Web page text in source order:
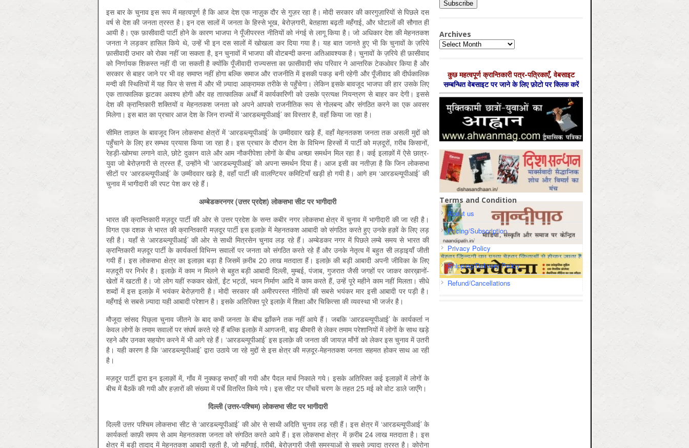
इस बार के चुनाव इस रूप में महत्वपूर्ण है कि आज देश एक नाज़ुक दौर से गुज़र रहा है। मोदी सरकार की कारगुज़ारियों से पिछले दस
वर्ष से देश की जनता त्रस्त है। इन दस सालों में जनता के हिस्से भूख, बेरोज़गारी, बेतहाशा बढ़ती महँगाई, और घोटालों की सौगात ही
आयी है। एक फ़ासीवादी पार्टी होने के कारण भाजपा ने पूँजीपरस्त नीतियों को नंगई से लागू किया है। जो अधिकार देश की मेहनतकश
जनता ने लड़कर हासिल किये थे, उन्हें भी इन दस सालों में खोखला कर दिया गया है। यह बात जानते हुए भी कि चुनावों के ज़रिये
फ़ासीवादी उभार को रोका नहीं जा सकता है, इन चुनावों में भाजपा की वोटबन्दी करना अतिआवश्यक है। चुनावों के ज़रिये ही फ़ासीवाद
को निर्णायक शिकस्त नहीं दी जा सकती है क्योंकि पूँजीवादी राज्यसत्ता का फ़ासीवादी संघ परिवार ने आन्तरिक टेकओवर किया है और
सरकार से बाहर जाने पर भी वह समाप्त नहीं होगा बल्कि समाज और राजनीति में इसकी पकड़ बनी रहेगी और पूँजीवाद की दीर्घकालिक
मन्दी की स्थितियों में यह फिर से सत्ता में और भी ज़्यादा आक्रामक तरीके से पहुँचेगा। लेकिन इसके बावजूद भाजपा की हार उसके लिए
एक तात्कालिक झटका अवश्य होगी और वह तात्कालिक अर्थों में कार्यकारिणी को उसके प्रत्यक्ष नियन्त्रण से बाहर कर देगी। इससे
देश की क्रान्तिकारी शक्तियों व मेहनतकश जनता को अपने आपको राजनीतिक रूप से गोलबन्द और संगठित करने का एक अवसर
मिलेगा। इस बात का प्रचार आज देश के जिन राज्यों में ‘आरडब्ल्यूपीआई’ का विस्तार है, वहाँ किया जा रहा है।
सीमित ताक़त के बावजूद जिन लोकसभा क्षेत्रों में ‘आरडब्ल्यूपीआई’ के उम्मीदवार खड़े हैं, वहाँ मेहनतकश जनता तक असली मुद्दों को
पहुँचाने के लिए हर सम्भव प्रयास किया जा रहा है। इस प्रचार के दौरान देश के विभिन्न हिस्सों में पार्टी को मज़दूरों, ग़रीब किसानों,
रेहड़ी-खोमचा लगाने वाले, छोटे दुकान वाले और आम नौकरीपेशा लोगों के बीच अच्छा समर्थन मिल रहा है। कई इलाक़ों में ऐसे छात्र-
युवा जो बेरोज़गारी से त्रस्त हैं, उन्होंने भी ‘आरडब्ल्यूपीआई’ को अपना समर्थन दिया है। आज इसी का नतीज़ा है कि जिन लोकसभा
सीटों पर ‘आरडब्ल्यूपीआई’ के उम्मीदवार खड़े है, वहाँ पार्टी की वालण्टियर कमिटियाँ खड़ी हो गयी है। आगे हम ‘आरडब्ल्यूपीआई’ की
चुनाव में भागीदारी की रपट पेश कर रहे हैं।
अम्बेडकरनगर (उत्तर प्रदेश) लोकसभा सीट पर भागीदारी
भारत की क्रान्तिकारी मज़दूर पार्टी की ओर से उत्तर प्रदेश के सन्त कबीर नगर लोकसभा क्षेत्र में चुनाव में भागीदारी की जा रही है।
विगत एक दशक से भारत की क्रान्तिकारी मज़दूर पार्टी इस इलाक़े में मेहनतकश आबादी को संगठित करते हुए उनके हक़ों के लिए लड़
रही है। यहाँ से ‘आरडब्ल्यूपीआई’ की ओर से साथी मित्रसेन चुनाव लड़ रहे हैं। अम्बेडकर नगर में पिछले लम्बे समय से भारत की
क्रान्तिकारी मज़दूर पार्टी के कार्यकर्ता विभिन्न सवालों पर जनता को संगठित करते रहे हैं और उनके नेतृत्व में बहुत सी लड़ाइयाँ जीती
गयी हैं। इस लोकसभा क्षेत्र का इलाक़ा बड़ा है जिसमें क़रीब 20 लाख मतदाता हैं। इलाक़े की बड़ी आबादी अपनी जीविका के लिए
मज़दूरी पर निर्भर है। इलाक़े में काम न मिलने से बहुत बड़ी आबादी दिल्ली, मुम्बई, पंजाब, गुजरात जैसी जगहों पर जाकर कारख़ानों-
खेतों में खटती है। जो लोग यहीं रुककर खेतों, ईंट भट्ठों, भवन निर्माण आदि में काम करते हैं, उन्हें पूरे महीने काम नहीं मिलता। सीधे
शब्दों में इस इलाक़े में भयंकर बेरोज़गारी है। मोदी सरकार की अमीरपरस्त नीतियों की सबसे भयंकर मार इसी आबादी पर पड़ी है।
महँगाई से सबसे ज़्यादा यही आबादी परेशान है। इसके अतिरिक्त पूरे इलाक़े में शिक्षा और चिकित्सा की व्यवस्था भी जर्जर है।
मौजूदा सांसद पिछ्ला चुनाव जीतने के बाद कभी जनता के बीच झाँकने तक नहीं आये हैं। जबकि ‘आरडब्ल्यूपीआई’ के कार्यकर्ता न
केवल लोगों के तमाम सवालों पर संघर्ष करते रहे हैं बल्कि इलाक़े में आगजनी, बाढ़ बीमारी से लेकर तमाम परेशानियों में लोगों के साथ खड़े
रहने और उनका सहयोग करने में भी आगे रहे हैं। ‘आरडब्ल्यूपीआई’ इस इलाक़े की जनता की जायज़ माँगों को लेकर इस चुनाव में उतरी
है। यही कारण है कि ‘आरडब्ल्यूपीआई’ द्वारा उठाये जा रहे मुद्दों से इस क्षेत्र की मज़दूर-मेहनतकश जनता सहमत होकर साथ आ रही
है।
मज़दूर पार्टी द्वारा इन इलाक़ों में, गाँव में नुक्कड़ सभाएँ की गयी और पैदल मार्च निकाले गये। इसके अतिरिक्त कई इलाक़ों में लोगों के
बीच में बैठकें की गयी और हज़ारों की संख्या में पर्चे वितरित किये गये। इस सीट पर पाँचवें चरण के तहत 25 मई को वोट डाले जाएँगे।
दिल्ली (उत्तर-पश्चिम) लोकसभा सीट पर भागीदारी
दिल्ली उत्तर पश्चिम लोकसभा सीट से ‘आरडब्ल्यूपीआई’ की ओर से साथी अदिति चुनाव लड़ रही हैं। इस क्षेत्र में ‘आरडब्ल्यूपीआई’ के
कार्यकर्ता काफ़ी समय से आम मेहनतकाश जनता को संगठित करते आये हैं। इस लोकसभा क्षेत्र में क़रीब 24 लाख मतदाता है। इस
क्षेत्र में बड़ी तादाद में मेहनतकश आबादी रहती है, जो महँगाई, ग़रीबी, बेरोज़गारी जैसी समस्याओं से सबसे ज़्यादा त्रस्त है। कोरोना
Archives
Archives
कुछ महत्‍वपूर्ण क्रान्तिकारी पत्र-पत्रिकाएँ, वेबसाइट
सम्‍बन्धित वेबसाइट पर जाने के लिए फ़ोटो पर क्लिक करें
Terms and Condition
About us
Pricing/Subscription
Privacy Policy
Shipping/Delivery Policy
Refund/Cancellations